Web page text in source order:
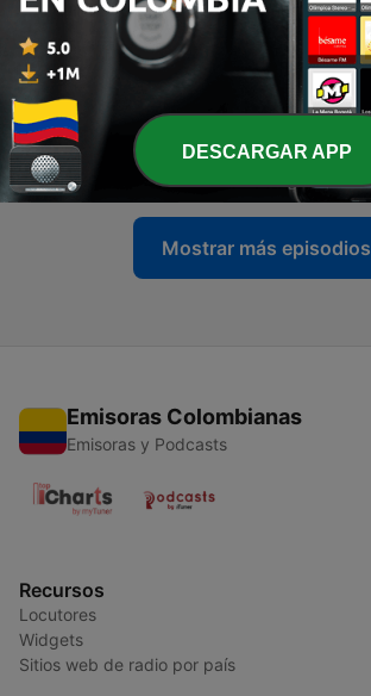
18 dic. 2020
57 - Dios según Jesús...
18 dic. 2020
56 - Dios según Osho...
18 dic. 2020
Mostrar más episodios
Emisoras Colombianas
Emisoras y Podcasts
Recursos
Locutores
Widgets
Sitios web de radio por país
DESCARGAR APP